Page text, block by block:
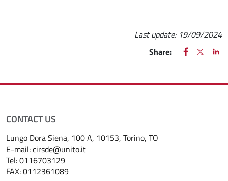
Last update: 19/09/2024
Share:
FACEBOOK
(apre una
X
(apre
CONTACT US
Lungo Dora Siena, 100 A, 10153, Torino, TO
E-mail:cirsde@unito.it
Tel:0116703129
FAX:0112361089